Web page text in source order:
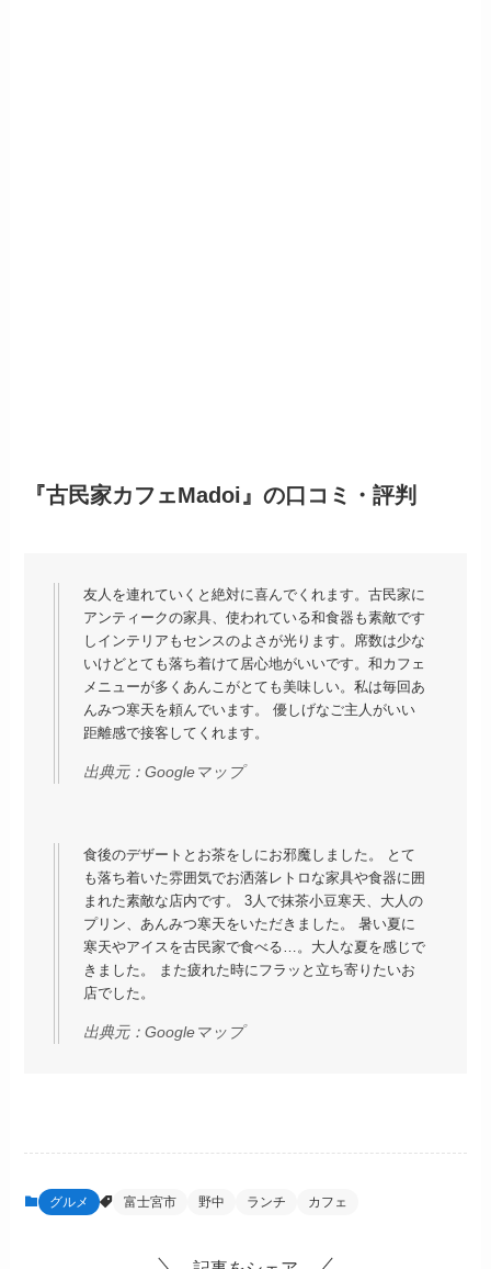
『古民家カフェMadoi』の口コミ・評判
友人を連れていくと絶対に喜んでくれます。古民家に
アンティークの家具、使われている和食器も素敵です
しインテリアもセンスのよさが光ります。席数は少な
いけどとても落ち着けて居心地がいいです。和カフェ
メニューが多くあんこがとても美味しい。私は毎回あ
んみつ寒天を頼んでいます。 優しげなご主人がいい
距離感で接客してくれます。
出典元：Googleマップ
食後のデザートとお茶をしにお邪魔しました。 とて
も落ち着いた雰囲気でお洒落レトロな家具や食器に囲
まれた素敵な店内です。 3人で抹茶小豆寒天、大人の
プリン、あんみつ寒天をいただきました。 暑い夏に
寒天やアイスを古民家で食べる…。大人な夏を感じで
きました。 また疲れた時にフラッと立ち寄りたいお
店でした。
出典元：Googleマップ
グルメ 富士宮市 野中 ランチ カフェ